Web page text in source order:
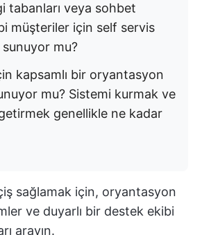
tabanları veya sohbet
müşteriler için self servis
mu?
kapsamlı bir oryantasyon
mu? Sistemi kurmak ve
getirmek genellikle ne kadar
sağlamak için, oryantasyon
ve duyarlı bir destek ekibi
arayın.